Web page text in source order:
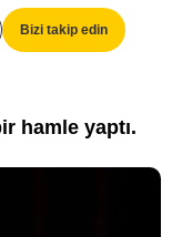
Bizi takip edin
hamle yaptı.